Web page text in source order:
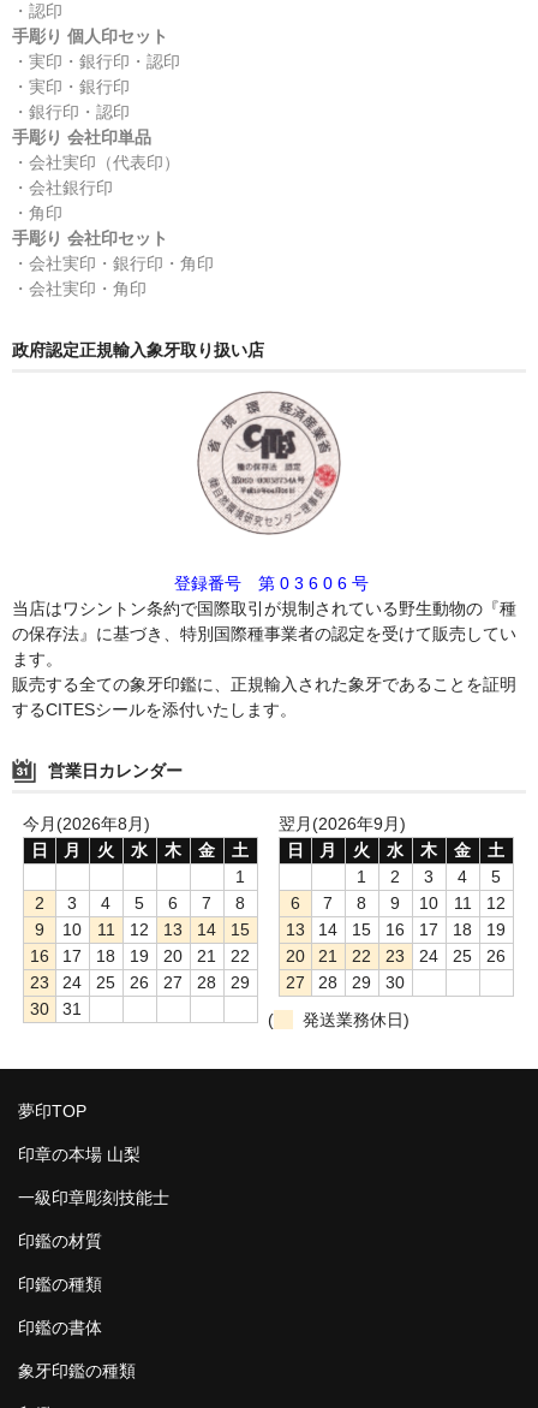
・認印
手彫り 個人印セット
・実印・銀行印・認印
・実印・銀行印
・銀行印・認印
手彫り 会社印単品
・会社実印（代表印）
・会社銀行印
・角印
手彫り 会社印セット
・会社実印・銀行印・角印
・会社実印・角印
政府認定正規輸入象牙取り扱い店
登録番号 第 0 3 6 0 6 号
当店はワシントン条約で国際取引が規制されている野生動物の『種
の保存法』に基づき、特別国際種事業者の認定を受けて販売してい
ます。
販売する全ての象牙印鑑に、正規輸入された象牙であることを証明
するCITESシールを添付いたします。
営業日カレンダー
今月(2026年8月)
日
月 火 水 木 金
土
1
2
3 4 5 6 7
8
9
10 11 12 13 14
15
16
17 18 19 20 21
22
23
24 25 26 27 28
29
30
31
翌月(2026年9月)
日
月 火 水 木 金
土
1
2 3 4
5
6
7 8 9 10 11
12
13
14 15 16 17 18
19
20
21 22 23 24 25
26
27
28 29
30
(
発送業務休日)
夢印TOP
印章の本場 山梨
一級印章彫刻技能士
印鑑の材質
印鑑の種類
印鑑の書体
象牙印鑑の種類